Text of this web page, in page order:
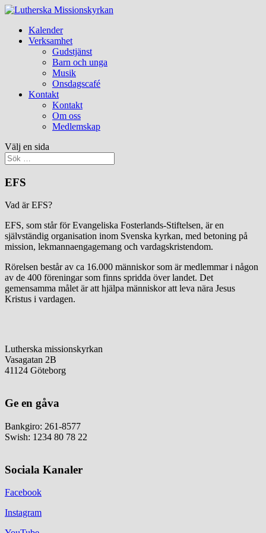
Kalender
Verksamhet
Gudstjänst
Barn och unga
Musik
Onsdagscafé
Kontakt
Kontakt
Om oss
Medlemskap
Välj en sida
EFS
Vad är EFS?
EFS, som står för Evangeliska Fosterlands-Stiftelsen, är en
självständig organisation inom Svenska kyrkan, med betoning på
mission, lekmannaengagemang och vardagskristendom.
Rörelsen består av ca 16.000 människor som är medlemmar i någon
av de 400 föreningar som finns spridda över landet. Det
gemensamma målet är att hjälpa människor att leva nära Jesus
Kristus i vardagen.
Lutherska missionskyrkan
Vasagatan 2B
41124 Göteborg
Ge en gåva
Bankgiro: 261-8577
Swish: 1234 80 78 22
Sociala Kanaler
Facebook
Instagram